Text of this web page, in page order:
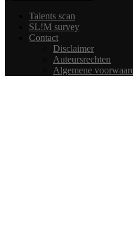
Talents scan
SL!M survey
Contact
Disclaimer
Auteursrechten
Algemene